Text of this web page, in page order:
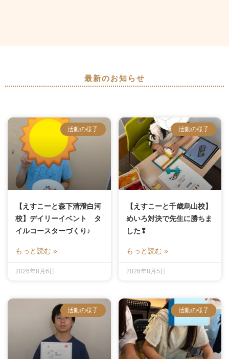
最新のお知らせ
活動の様子
【えすこーと森下清澄白河
校】デイリーイベント タ
イルコースターづくり♪
もっと読む »
2026年8月6日
活動の様子
【えすこーと千歳烏山校】
めいろ対決で先生に勝ちま
した❢
もっと読む »
2026年8月5日
活動の様子 活動の様子